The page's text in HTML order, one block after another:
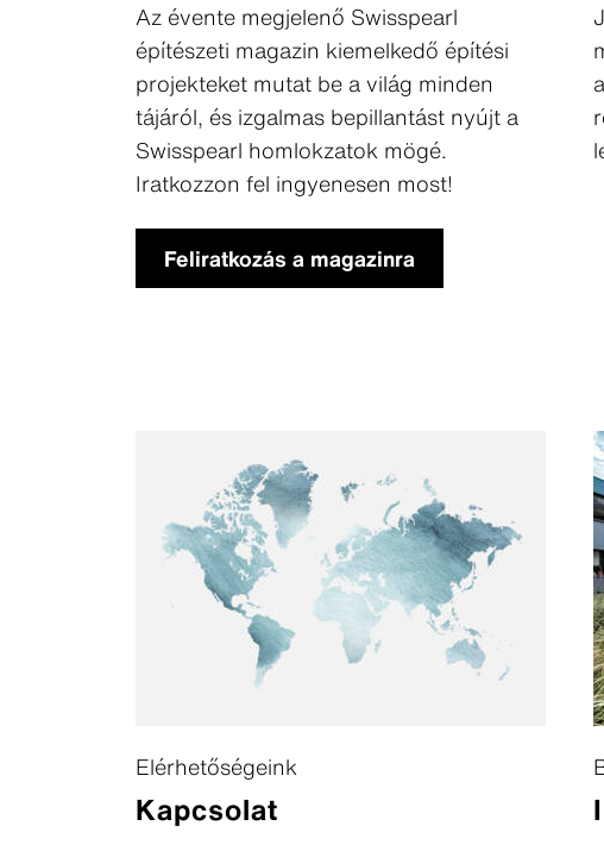
Az évente megjelenő Swisspearl
építészeti magazin kiemelkedő építési
projekteket mutat be a világ minden
tájáról, és izgalmas bepillantást nyújt a
Swisspearl homlokzatok mögé.
Iratkozzon fel ingyenesen most!
Feliratkozás a magazinra
Elérhetőségeink
Kapcsolat